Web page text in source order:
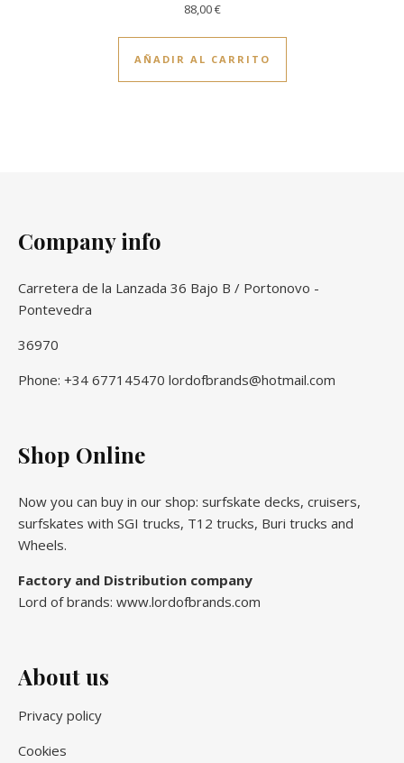
88,00€
AÑADIR AL CARRITO
Company info
Carretera de la Lanzada 36 Bajo B / Portonovo -
Pontevedra
36970
Phone: +34 677145470 lordofbrands@hotmail.com
Shop Online
Now you can buy in our shop: surfskate decks, cruisers,
surfskates with SGI trucks, T12 trucks, Buri trucks and
Wheels.
Factory and Distribution company
Lord of brands: www.lordofbrands.com
About us
Privacy policy
Cookies